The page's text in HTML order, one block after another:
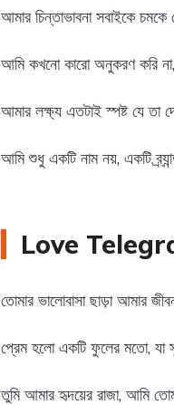
আমার চিন্তাভাবনা সবাইকে
আমি কখনো কারো অনুকরণ করি
আমার লক্ষ্য এতটাই স্পষ্ট যে তা
আমি শুধু একটি নাম নয়, একটি
Love
তোমার ভালোবাসা ছাড়া আমার
প্রেম হলো একটি ফুলের মতো, যা
তুমি আমার হৃদয়ের রাজা, আমি